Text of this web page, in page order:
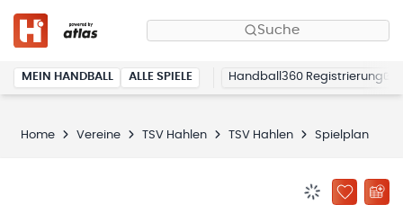
Suche
MEIN HANDBALL ALLE SPIELE Handball360 Registrierung
Home Vereine TSV Hahlen TSV Hahlen Spielplan
ZU